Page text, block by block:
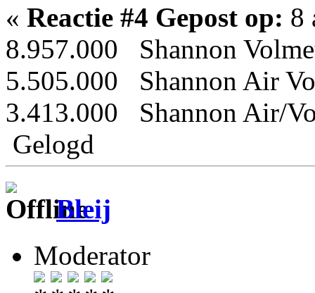
« Reactie #4 Gepost op: 8
8.957.000 Shannon
5.505.000 Shannon Air
3.413.000 Shannon Air/
Gelogd
Bleij
Moderator